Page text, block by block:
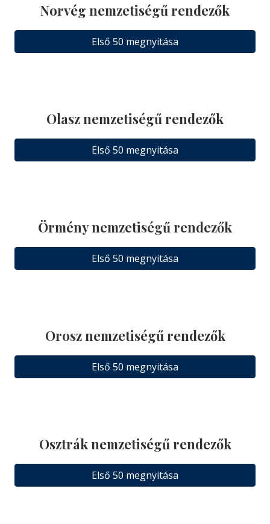
Norvég nemzetiségű rendezők
Első 50 megnyitása
Olasz nemzetiségű rendezők
Első 50 megnyitása
Örmény nemzetiségű rendezők
Első 50 megnyitása
Orosz nemzetiségű rendezők
Első 50 megnyitása
Osztrák nemzetiségű rendezők
Első 50 megnyitása